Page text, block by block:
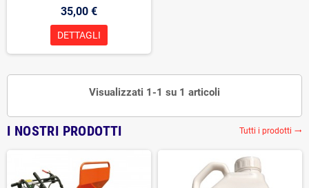
35,00 €
DETTAGLI
Visualizzati 1-1 su 1 articoli
I NOSTRI PRODOTTI Tutti i prodotti trending_flat